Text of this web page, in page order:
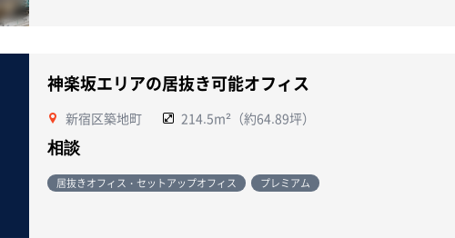
神楽坂エリアの居抜き可能オフィス
新宿区築地町 214.5m²（約64.89坪）
相談
居抜きオフィス・セットアップオフィス プレミアム